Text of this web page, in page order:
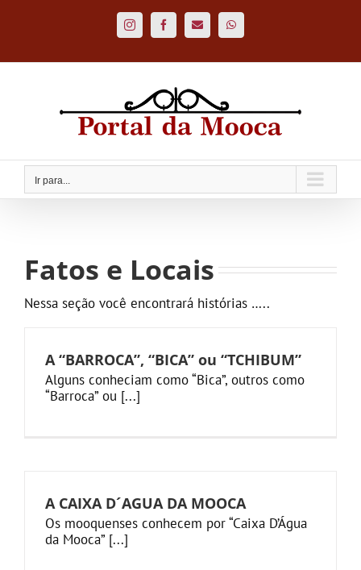
InstagramFacebookCustomWhatsApp
Ir para...
Fatos e Locais
Nessa seção você encontrará histórias …..
A “BARROCA”, “BICA” ou “TCHIBUM”
Alguns conheciam como “Bica”, outros como
“Barroca” ou [...]
A CAIXA D´AGUA DA MOOCA
Os mooquenses conhecem por “Caixa D’Água
da Mooca” [...]